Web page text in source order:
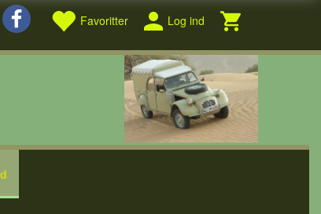
Favoritter Log ind